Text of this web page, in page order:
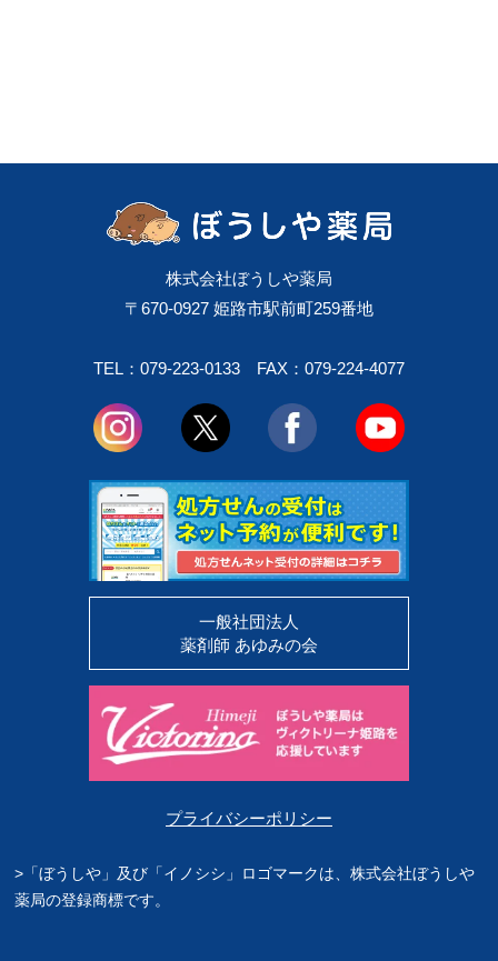
株式会社ぼうしや薬局
〒670-0927 姫路市駅前町259番地
TEL：079-223-0133 FAX：079-224-4077
一般社団法人
薬剤師 あゆみの会
プライバシーポリシー
>「ぼうしや」及び「イノシシ」ロゴマークは、株式会社ぼうしや
薬局の登録商標です。